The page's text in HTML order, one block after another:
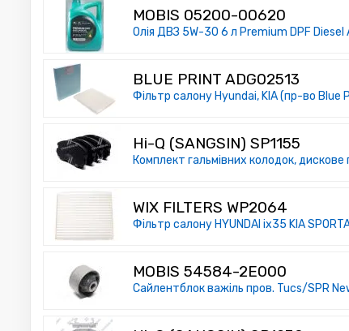
MOBIS 05200-00620
Олія ДВЗ 5W-30 6 л Premium DPF
BLUE PRINT ADG02513
Фільтр салону Hyundai, KIA (пр-во Blue
Hi-Q (SANGSIN) SP1155
Комплект гальмівних колодок, дискове
WIX FILTERS WP2064
Фільтр салону HYUNDAI ix35 KIA
MOBIS 54584-2E000
Сайлентблок важіль пров. Tucs/SPR